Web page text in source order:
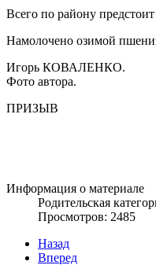
Всего по району
Намолочено озимой
Игорь КОВАЛЕНКО.
Фото автора.
ПРИЗЫВ
Информация о материале
Родительская
Просмотров: 2485
Назад
Вперед